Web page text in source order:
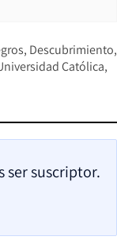
Descubrimiento
Católica
ser suscriptor.